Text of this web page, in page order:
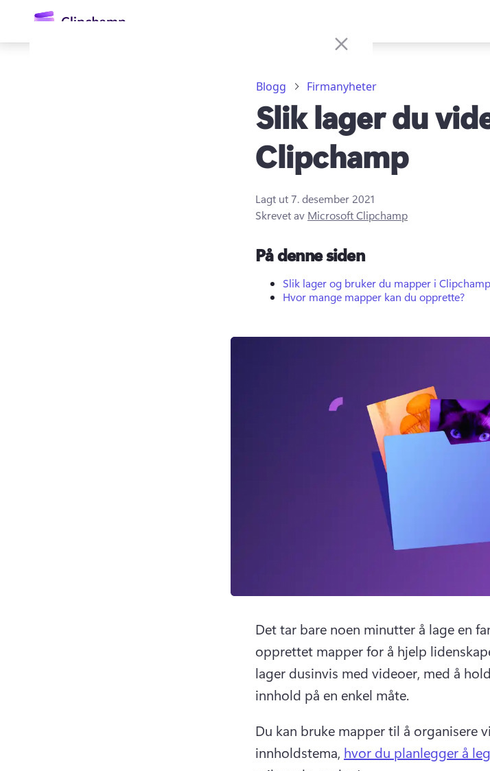
Blogg Firmanyheter
Slik lager du
Clipchamp
Lagt ut7. desember 2021
Skrevet av Microsoft Clipchamp
På denne siden
Slik lager og bruker du mapper i Clipchamp
Hvor mange mapper kan du opprette?
Det tar bare noen minutter å lage en
opprettet mapper for å hjelp
lager dusinvis med videoer, med å
innhold på en enkel måte.
Du kan bruke mapper til å organisere
innholdstema, hvor du planlegger å